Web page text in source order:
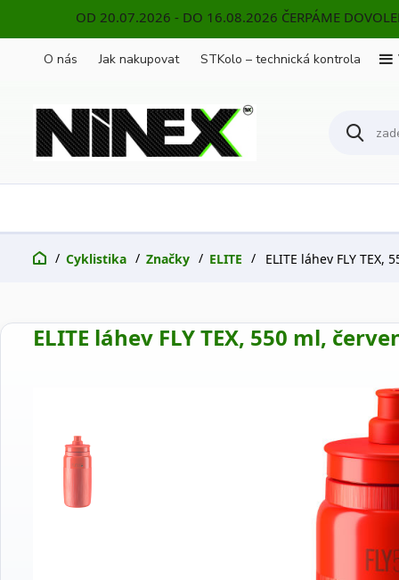
OD 20.07.2026 - DO 16.08.2026 ČERPÁME
O nás Jak nakupovat STKolo – technická kontrola
Cyklistika Značky ELITE ELITE láhev FLY TEX,
ELITE láhev FLY TEX, 550 ml,